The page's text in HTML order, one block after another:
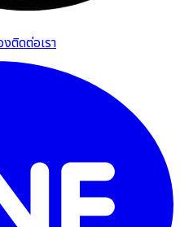
งติดต่อเรา